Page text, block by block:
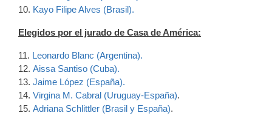
10. Kayo Filipe Alves (Brasil).
Elegidos por el jurado de Casa de América:
11. Leonardo Blanc (Argentina).
12. Aissa Santiso (Cuba).
13. Jaime López (España).
14. Virgina M. Cabral (Uruguay-España).
15. Adriana Schlittler (Brasil y España).